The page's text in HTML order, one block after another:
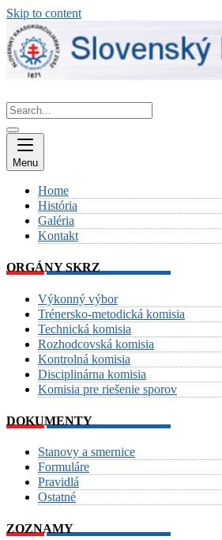
Skip to content
Menu
Home
História
Galéria
Kontakt
ORGÁNY SKRZ
Výkonný výbor
Trénersko-metodická komisia
Technická komisia
Rozhodcovská komisia
Kontrolná komisia
Disciplinárna komisia
Komisia pre riešenie sporov
DOKUMENTY
Stanovy a smernice
Formuláre
Pravidlá
Ostatné
ZOZNAMY